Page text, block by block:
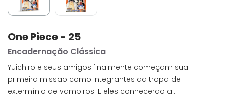
One Piece - 25
Encadernação Clássica
Yuichiro e seus amigos finalmente começam sua
primeira missão como integrantes da tropa de
extermínio de vampiros! E eles conhecerão a